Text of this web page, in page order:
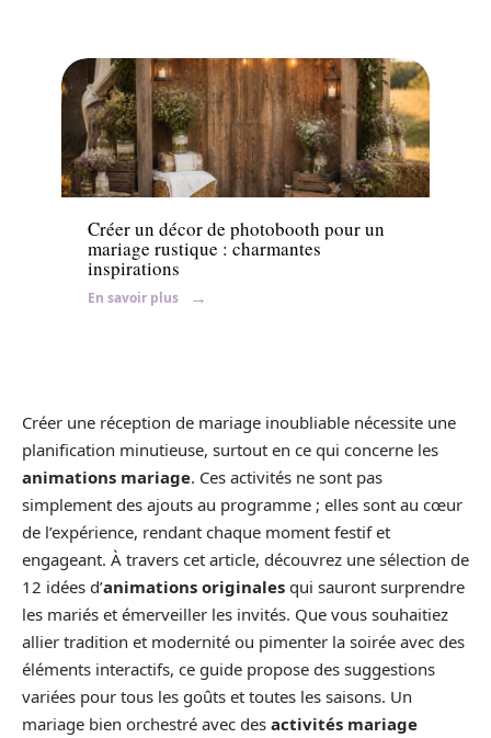
Mariage
Créer un décor de photobooth pour un
mariage rustique : charmantes
inspirations
En savoir plus
Créer une réception de mariage inoubliable nécessite une
planification minutieuse, surtout en ce qui concerne les
animations mariage. Ces activités ne sont pas
simplement des ajouts au programme ; elles sont au cœur
de l’expérience, rendant chaque moment festif et
engageant. À travers cet article, découvrez une sélection de
12 idées d’animations originales qui sauront surprendre
les mariés et émerveiller les invités. Que vous souhaitiez
allier tradition et modernité ou pimenter la soirée avec des
éléments interactifs, ce guide propose des suggestions
variées pour tous les goûts et toutes les saisons. Un
mariage bien orchestré avec des activités mariage